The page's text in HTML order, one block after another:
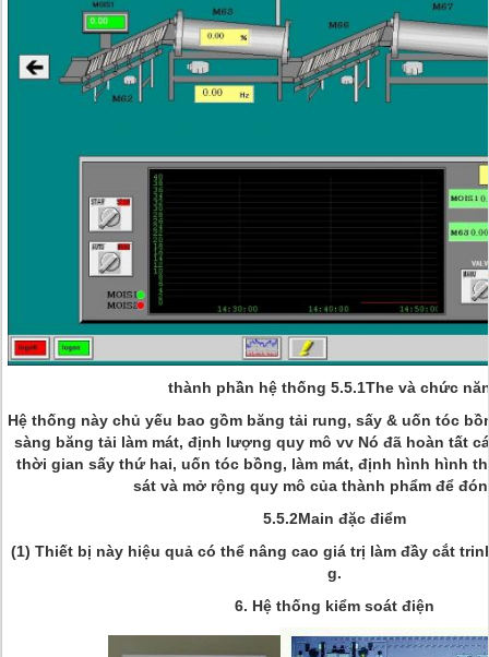
thành phần hệ thống 5.5.1The và chức
Hệ thống này chủ yếu bao gồm băng tải rung, sấy & uốn tóc
sàng băng tải làm mát, định lượng quy mô vv Nó đã hoàn tất
thời gian sấy thứ hai, uốn tóc bồng, làm mát, định hình hình
sát và mở rộng quy mô của thành phẩm để
5.5.2Main đặc điểm
(1) Thiết bị này hiệu quả có thể nâng cao giá trị làm đầy cắt
g.
6. Hệ thống kiểm soát điện